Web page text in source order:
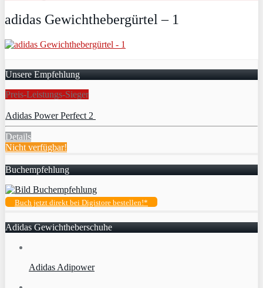
adidas Gewichthebergürtel – 1
Unsere Empfehlung
Preis-Leistungs-Sieger
Adidas Power Perfect 2
Details
Nicht verfügbar!
Buchempfehlung
Buch jetzt direkt bei Digistore bestellen!*
Adidas Gewichtheberschuhe
Adidas Adipower